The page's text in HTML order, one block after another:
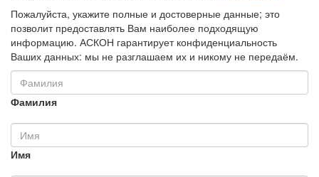
Пожалуйста, укажите полные и достоверные данные; это
позволит предоставлять Вам наиболее подходящую
информацию. АСКОН гарантирует конфиденциальность
Ваших данных: мы не разглашаем их и никому не передаём.
Фамилия
Имя